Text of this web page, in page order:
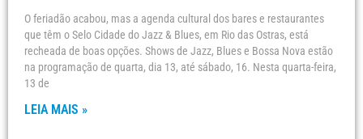
O feriadão acabou, mas a agenda cultural dos bares e restaurantes
que têm o Selo Cidade do Jazz & Blues, em Rio das Ostras, está
recheada de boas opções. Shows de Jazz, Blues e Bossa Nova estão
na programação de quarta, dia 13, até sábado, 16. Nesta quarta-feira,
13 de
LEIA MAIS »